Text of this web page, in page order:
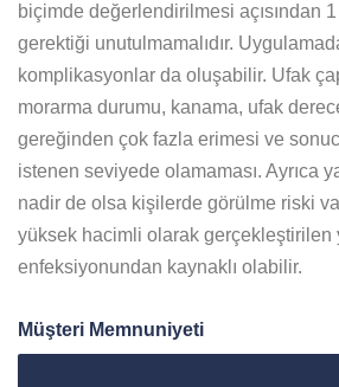
biçimde değerlendirilmesi açısından
gerektiği unutulmamalıdır.
komplikasyonlar da oluşabilir. Ufak
morarma durumu, kanama, ufak
gereğinden çok fazla erimesi ve
istenen seviyede olamaması. Ayrıca
nadir de olsa kişilerde görülme riski
yüksek hacimli olarak gerçekleştirilen
enfeksiyonundan kaynaklı olabilir.
Müşteri Memnuniyeti